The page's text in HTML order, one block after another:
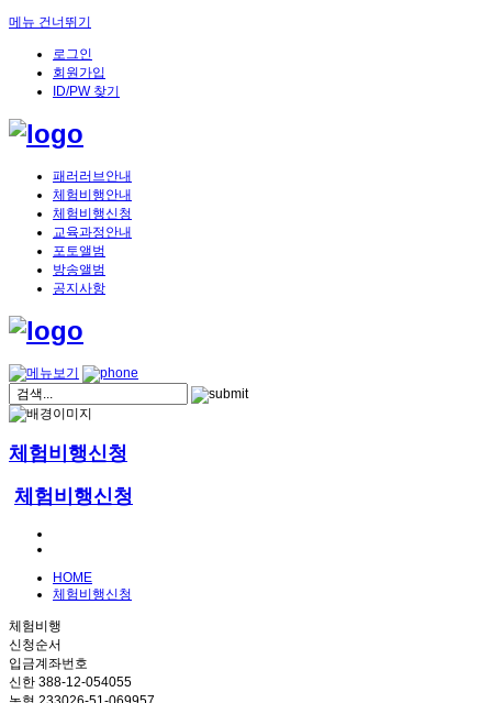
메뉴 건너뛰기
로그인
회원가입
ID/PW 찾기
패러러브안내
체험비행안내
체험비행신청
교육과정안내
포토앨범
방송앨범
공지사항
체험비행신청
체험비행신청
HOME
체험비행신청
체험비행
신청순서
입금계좌번호
신한 388-12-054055